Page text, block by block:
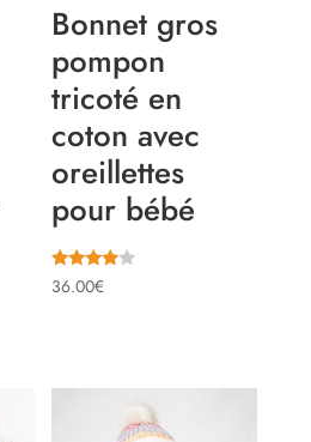
Bonnet gros
pompon
tricoté en
coton avec
oreillettes
pour bébé
Note
3.78
36.00€